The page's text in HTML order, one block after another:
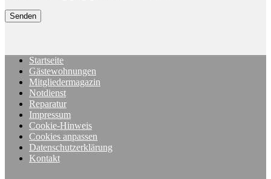
Startseite
Gästewohnungen
Mitgliedermagazin
Notdienst
Reparatur
Impressum
Cookie-Hinweis
Cookies anpassen
Datenschutzerklärung
Kontakt